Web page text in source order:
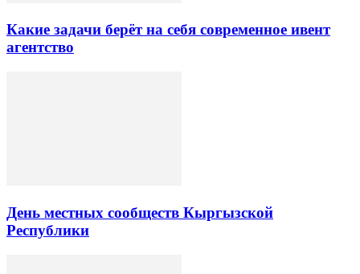
Какие задачи берёт на себя современное ивент
агентство
День местных сообществ Кыргызской
Республики